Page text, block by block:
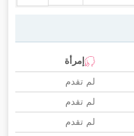
إمرأة
لم تقدم
لم تقدم
لم تقدم